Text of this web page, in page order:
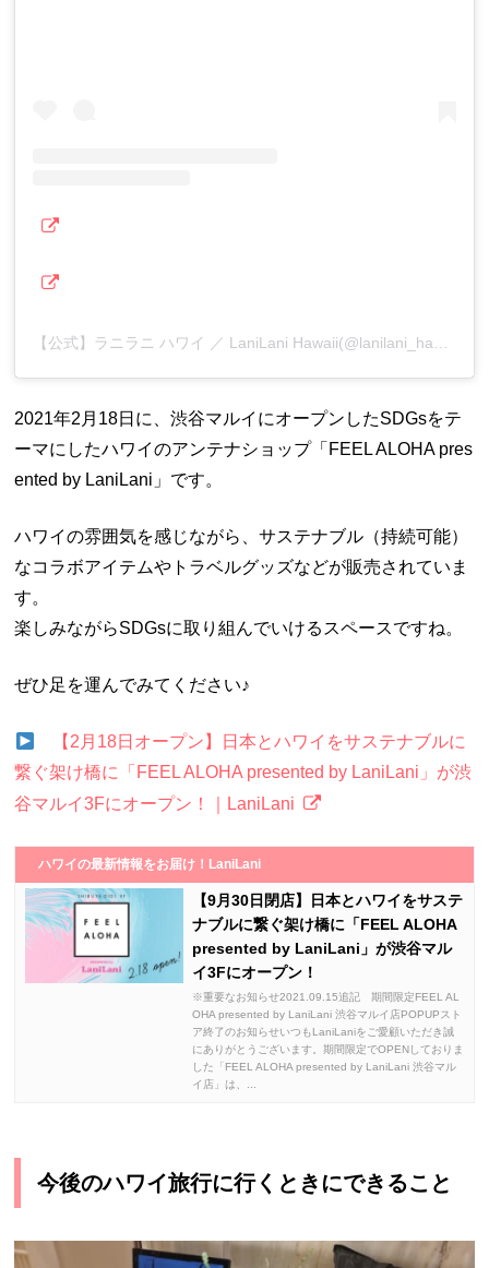
2021年2月18日に、渋谷マルイにオープンしたSDGsをテ
ーマにしたハワイのアンテナショップ「FEEL ALOHA pres
ented by LaniLani」です。
ハワイの雰囲気を感じながら、サステナブル（持続可能）
なコラボアイテムやトラベルグッズなどが販売されていま
す。
楽しみながらSDGsに取り組んでいけるスペースですね。
ぜひ足を運んでみてください♪
【2月18日オープン】日本とハワイをサステナブルに
繋ぐ架け橋に「FEEL ALOHA presented by LaniLani」が渋
谷マルイ3Fにオープン！｜LaniLani
ハワイの最新情報をお届け！LaniLani
【9月30日閉店】日本とハワイをサステ
ナブルに繋ぐ架け橋に「FEEL ALOHA
presented by LaniLani」が渋谷マル
イ3Fにオープン！
※重要なお知らせ2021.09.15追記 期間限定FEEL AL
OHA presented by LaniLani 渋谷マルイ店POPUPスト
ア終了のお知らせいつもLaniLaniをご愛顧いただき誠
にありがとうございます。期間限定でOPENしておりま
した「FEEL ALOHA presented by LaniLani 渋谷マル
イ店」は、...
今後のハワイ旅行に行くときにできること